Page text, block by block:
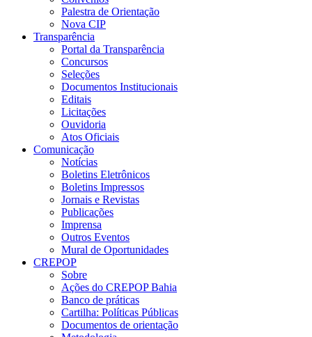
Palestra de Orientação
Nova CIP
Transparência
Portal da Transparência
Concursos
Seleções
Documentos Institucionais
Editais
Licitações
Ouvidoria
Atos Oficiais
Comunicação
Notícias
Boletins Eletrônicos
Boletins Impressos
Jornais e Revistas
Publicações
Imprensa
Outros Eventos
Mural de Oportunidades
CREPOP
Sobre
Ações do CREPOP Bahia
Banco de práticas
Cartilha: Políticas Públicas
Documentos de orientação